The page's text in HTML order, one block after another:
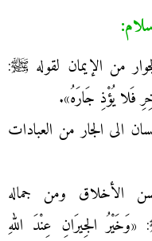
من الإيمان لقوله ﷺ:
فَلا يُؤْذِ جَارَهُ».
الى الجار من العبادات
الأخلاق ومن جماله
الجِيرَانِ عِنْدَ اللهِ